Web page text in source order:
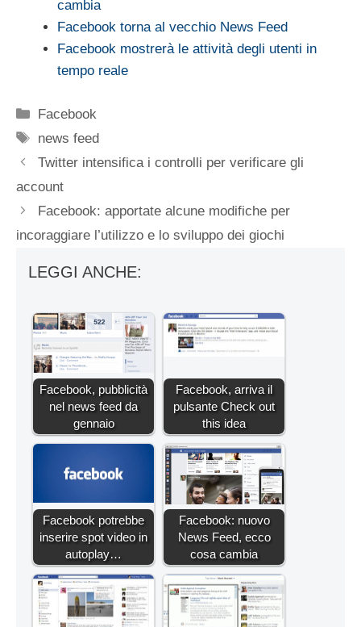
cambia
Facebook torna al vecchio News Feed
Facebook mostrerà le attività degli utenti in
tempo reale
Categorie
Facebook
Tag
news feed
Twitter intensifica i controlli per verificare gli
account
Facebook: apportate alcune modifiche per
incoraggiare l’utilizzo e lo sviluppo dei giochi
LEGGI ANCHE:
Facebook, pubblicità
nel news feed da
gennaio
Facebook, arriva il
pulsante Check out
this idea
Facebook potrebbe
inserire spot video in
autoplay…
Facebook: nuovo
News Feed, ecco
cosa cambia